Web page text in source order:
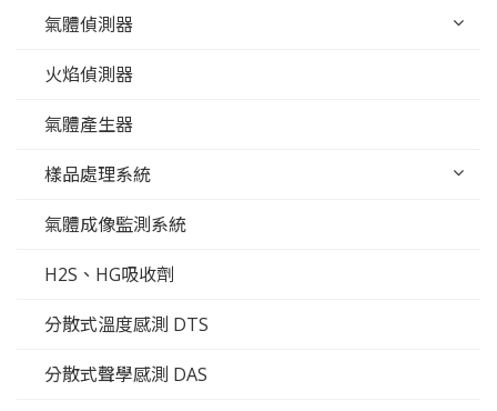
氣體偵測器
火焰偵測器
氣體產生器
樣品處理系統
氣體成像監測系統
H2S、HG吸收劑
分散式溫度感測 DTS
分散式聲學感測 DAS